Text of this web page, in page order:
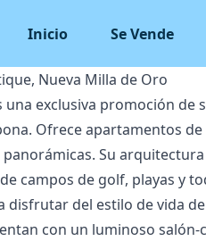
Inicio Se Vende
Nueva Milla de Oro
una exclusiva promoción de
Ofrece apartamentos
Su
campos de golf, playas y
disfrutar del estilo de vida de
con un luminoso